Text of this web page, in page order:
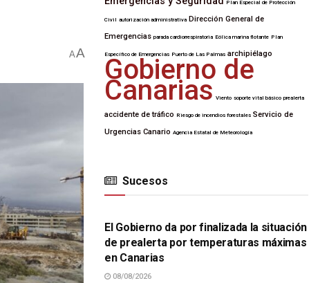
AA
Plan Especial de Protección
Civil autorización administrativa Dirección General de
Emergencias parada cardiorrespiratoria Eólica marina flotante Plan
Específico de Emergencias Puerto de Las Palmas archipiélago
Gobierno de
Canarias Viento soporte vital básico prealerta
accidente de tráfico Riesgo de incendios forestales Servicio de
Urgencias Canario Agencia Estatal de Meteorología
Sucesos
SUCESOS
El Gobierno da por finalizada la situación
de prealerta por temperaturas máximas
en Canarias
08/08/2026